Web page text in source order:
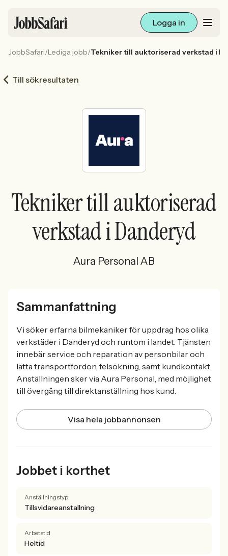
Logga in
Arbetsliv och karriär
För arbetsgivare
Sök med AI
Ny här? Skapa konto
JobbSafari/Lediga jobb/Tekniker till auktoriserad verkstad i
Till sökresultaten
Tekniker till auktoriserad
verkstad i Danderyd
Aura Personal AB
Sammanfattning
Vi söker erfarna bilmekaniker för uppdrag hos olika
verkstäder i Danderyd och runtom i landet. Tjänsten
innebär service och reparation av personbilar och
lätta transportfordon, felsökning, samt kundkontakt.
Anställningen sker via Aura Personal, med möjlighet
till övergång till direktanställning hos kund.
Visa hela jobbannonsen
Jobbet i korthet
Anställningstyp
Tillsvidareanstallning
Arbetstid
Heltid